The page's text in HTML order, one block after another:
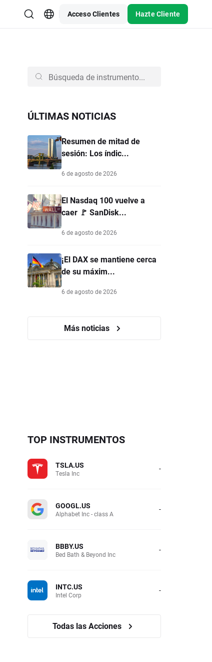
Acceso Clientes Hazte Cliente
ÚLTIMAS NOTICIAS
Resumen de mitad de
sesión: Los índic...
6 de agosto de 2026
El Nasdaq 100 vuelve a
caer 🚩 SanDisk...
6 de agosto de 2026
¡El DAX se mantiene cerca
de su máxim...
6 de agosto de 2026
Más noticias
TOP INSTRUMENTOS
TSLA.US
Tesla Inc -
GOOGL.US
Alphabet Inc - class A -
BBBY.US
Bed Bath & Beyond Inc -
INTC.US
Intel Corp -
Todas las Acciones